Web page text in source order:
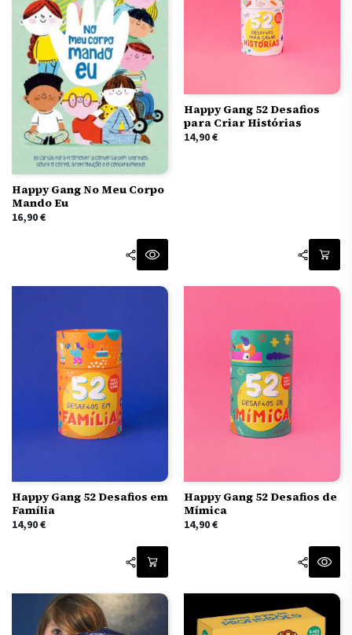
Happy Gang No Meu Corpo
Mando Eu
16,90€
Happy Gang 52 Desafios
para Criar Histórias
14,90€
Happy Gang 52 Desafios em
Família
14,90€
Happy Gang 52 Desafios de
Mímica
14,90€